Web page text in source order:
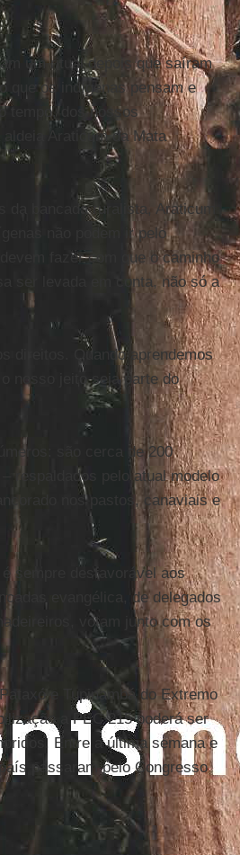
um ritual depois que saíram
que os indígenas pensam e
tempo, dos nossos
Araticum da Mata
bancada ruralista, Araticum
não podem ir pelo
fazer com que o caminho
ser levada em conta, não só a
direitos. Quando aprendemos
nosso jeito seja parte do
são cerca de 200
respaldados pelo atual modelo
nos pastos, canaviais e
sempre desfavorável aos
evangélica, de delegados
votam junto com os
e Tupinambá do Extremo
a PEC 215 poderá ser
Entre a última semana e
passaram pelo Congresso